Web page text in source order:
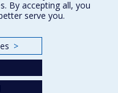
By accepting all, you
serve you.
>